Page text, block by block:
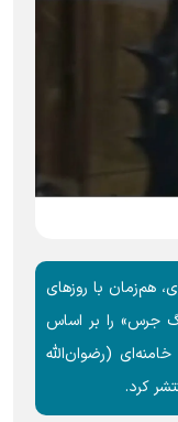
هم‌زمان با روز‌های
جرس» را بر اساس
(رضوان‌الله
کرد.